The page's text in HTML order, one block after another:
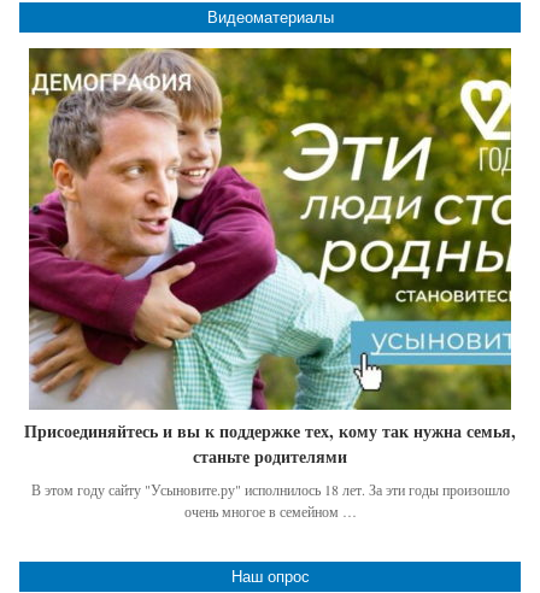
Видеоматериалы
Присоединяйтесь и вы к поддержке тех, кому так нужна семья,
станьте родителями
В этом году сайту "Усыновите.ру" исполнилось 18 лет. За эти годы произошло
очень многое в семейном …
Наш опрос